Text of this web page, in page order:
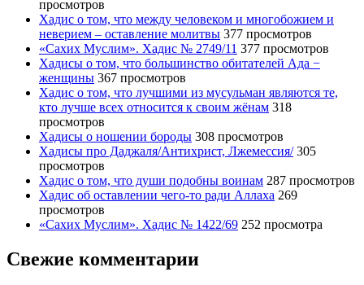
просмотров
Хадис о том, что между человеком и многобожием и
неверием – оставление молитвы 377 просмотров
«Сахих Муслим». Хадис № 2749/11 377 просмотров
Хадисы о том, что большинство обитателей Ада −
женщины 367 просмотров
Хадис о том, что лучшими из мусульман являются те,
кто лучше всех относится к своим жёнам 318
просмотров
Хадисы о ношении бороды 308 просмотров
Хадисы про Даджаля/Антихрист, Лжемессия/ 305
просмотров
Хадис о том, что души подобны воинам 287 просмотров
Хадис об оставлении чего-то ради Аллаха 269
просмотров
«Сахих Муслим». Хадис № 1422/69 252 просмотра
Свежие комментарии